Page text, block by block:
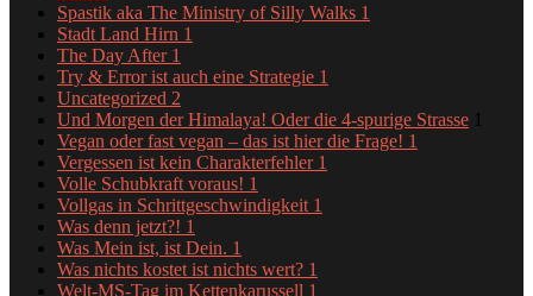
Spastik aka The Ministry of Silly Walks 1
Stadt Land Hirn 1
The Day After 1
Try & Error ist auch eine Strategie 1
Uncategorized 2
Und Morgen der Himalaya! Oder die 4-spurige Strasse 1
Vegan oder fast vegan – das ist hier die Frage! 1
Vergessen ist kein Charakterfehler 1
Volle Schubkraft voraus! 1
Vollgas in Schrittgeschwindigkeit 1
Was denn jetzt?! 1
Was Mein ist, ist Dein. 1
Was nichts kostet ist nichts wert? 1
Welt-MS-Tag im Kettenkarussell 1